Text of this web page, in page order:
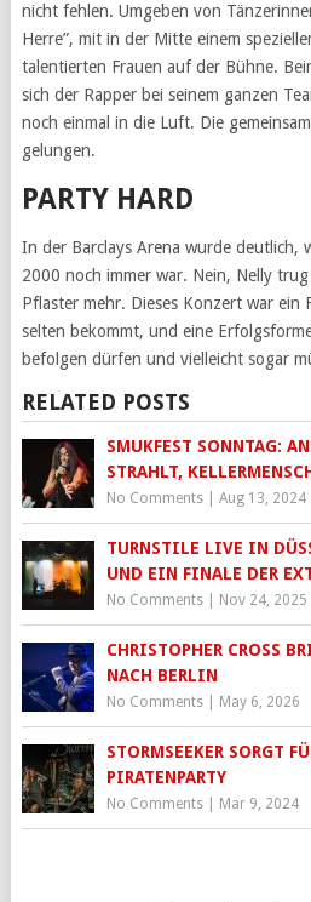
nicht fehlen. Umgeben von
Herre”, mit in der Mitte einem
talentierten Frauen auf der Bühne.
sich der Rapper bei seinem ganzen
noch einmal in die Luft. Die
gelungen.
PARTY HARD
In der Barclays Arena wurde deutlich,
2000 noch immer war. Nein, Nelly trug
Pflaster mehr. Dieses Konzert war ein
selten bekommt, und eine
befolgen dürfen und vielleicht sogar
RELATED POSTS
SMUKFEST SONNTAG:
STRAHLT,
No Comments| Aug 13, 2024
TURNSTILE LIVE IN
UND EIN FINALE DER
No Comments| Nov 24, 2025
CHRISTOPHER CROSS
NACH BERLIN
No Comments| May 6, 2026
STORMSEEKER SORGT
PIRATENPARTY
No Comments| Mar 9, 2024